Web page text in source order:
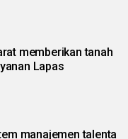
memberikan tanah
Lapas